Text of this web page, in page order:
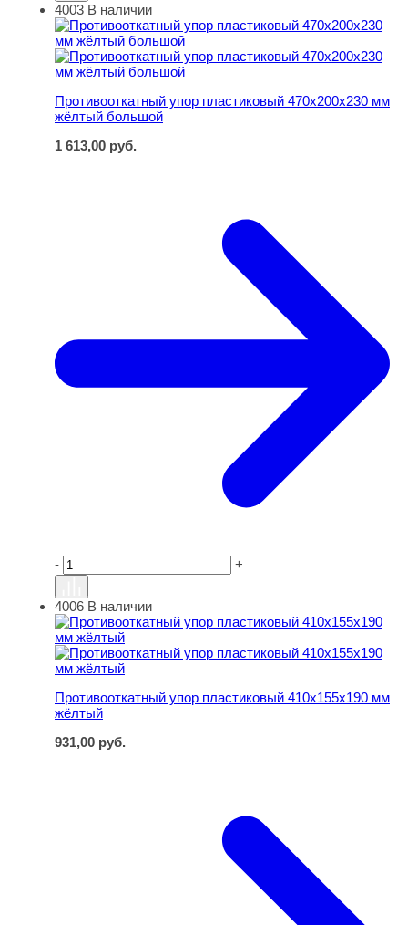
Противооткатный упор пластиковый 470х200х230 мм
4003 В наличии
Противооткатный упор пластиковый 470х200х230 мм
жёлтый большой
1 613,00 руб.
- +
Противооткатный упор пластиковый 410х155х190 мм
4006 В наличии
Противооткатный упор пластиковый 410х155х190 мм
жёлтый
931,00 руб.